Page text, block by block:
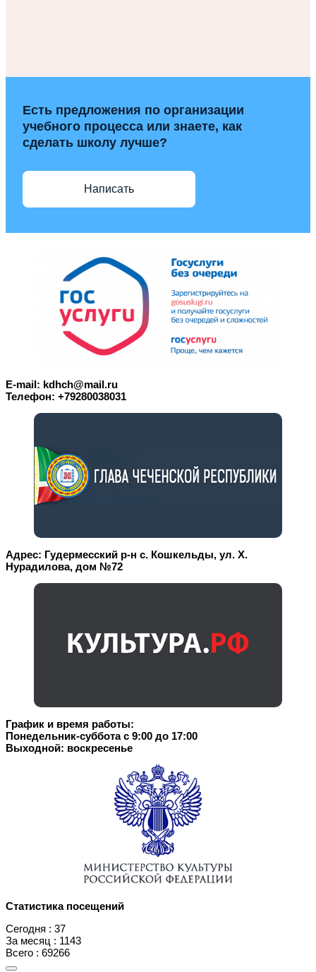
Есть предложения по организации
учебного процесса или знаете, как
сделать школу лучше?
Написать
E-mail: kdhch@mail.ru
Телефон: +79280038031
Адрес: Гудермесский р-н с. Кошкельды, ул. Х.
Нурадилова, дом №72
График и время работы:
Понедельник-суббота с 9:00 до 17:00
Выходной: воскресенье
Статистика посещений
Сегодня : 37
За месяц : 1143
Всего : 69266